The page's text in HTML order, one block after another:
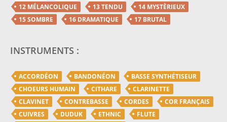
12 MÉLANCOLIQUE
13 TENDU
14 MYSTÈRIEUX
15 SOMBRE
16 DRAMATIQUE 17 BRUTAL
INSTRUMENTS :
ACCORDÉON BANDONÉON
BASSE SYNTHÉTISEUR
CHOEURS HUMAIN
CITHARE
CLARINETTE
CLAVINET
CONTREBASSE CORDES
COR FRANÇAIS
CUIVRES
DUDUK ETHNIC
FLUTE